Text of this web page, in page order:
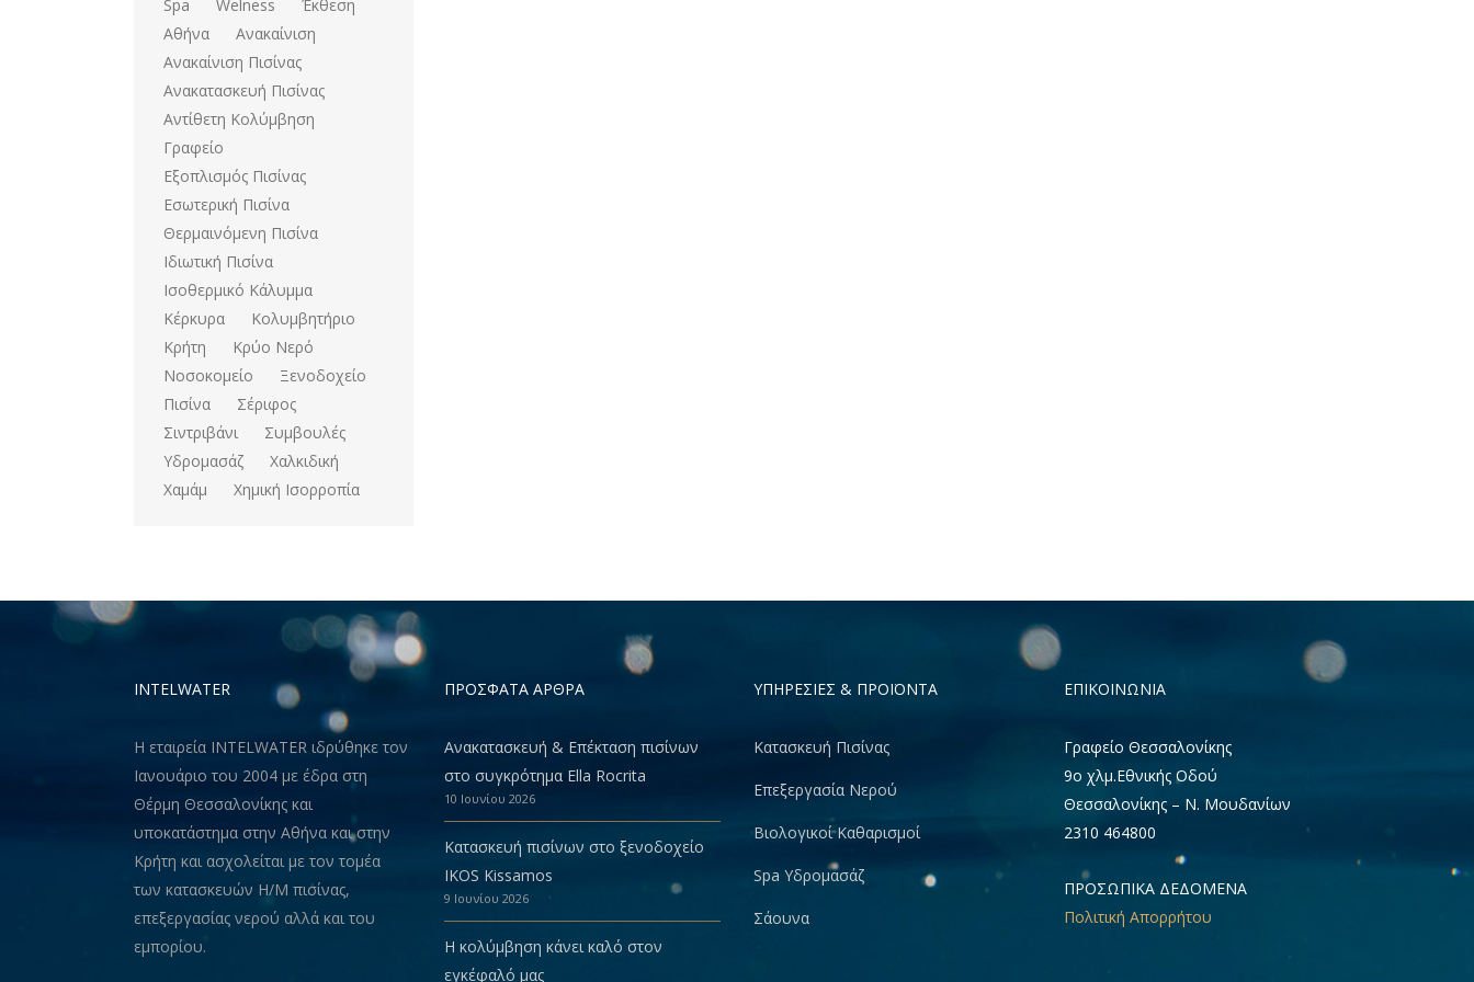
Spa
Welness
Έκθεση
Αθήνα
Ανακαίνιση
Ανακαίνιση Πισίνας
Ανακατασκευή Πισίνας
Αντίθετη Κολύμβηση
Γραφείο
Εξοπλισμός Πισίνας
Εσωτερική Πισίνα
Θερμαινόμενη Πισίνα
Ιδιωτική Πισίνα
Ισοθερμικό Κάλυμμα
Κέρκυρα
Κολυμβητήριο
Κρήτη
Κρύο Νερό
Νοσοκομείο
Ξενοδοχείο
Πισίνα
Σέριφος
Σιντριβάνι
Συμβουλές
Υδρομασάζ
Χαλκιδική
Χαμάμ
Χημική Ισορροπία
INTELWATER
Η εταιρεία INTELWATER ιδρύθηκε τον
Ιανουάριο του 2004 με έδρα στη
Θέρμη Θεσσαλονίκης και
υποκατάστημα στην Αθήνα και στην
Κρήτη και ασχολείται με τον τομέα
των κατασκευών Η/Μ πισίνας,
επεξεργασίας νερού αλλά και του
εμπορίου.
ΠΡΟΣΦΑΤΑ ΑΡΘΡΑ
Ανακατασκευή & Eπέκταση πισίνων
στο συγκρότημα Ella Rocrita
10 Ιουνίου 2026
Κατασκευή πισίνων στο ξενοδοχείο
IKOS Kissamos
9 Ιουνίου 2026
Η κολύμβηση κάνει καλό στον
εγκέφαλό μας
ΥΠΗΡΕΣΙΕΣ & ΠΡΟΪΟΝΤΑ
Κατασκευή Πισίνας
Επεξεργασία Νερού
Βιολογικοί Καθαρισμοί
Spa Υδρομασάζ
Σάουνα
ΕΠΙΚΟΙΝΩΝΊΑ
Γραφείο Θεσσαλονίκης
9ο χλμ.Εθνικής Οδού
Θεσσαλονίκης – Ν. Μουδανίων
2310 464800
ΠΡΟΣΩΠΙΚΑ ΔΕΔΟΜΕΝΑ
Πολιτική Απορρήτου